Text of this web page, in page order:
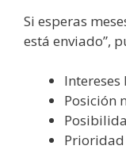
Si esperas
está enviado”,
Posición
Prioridad